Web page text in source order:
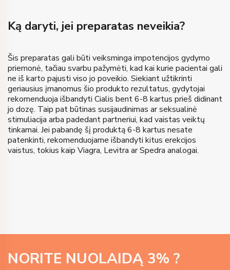
Ką daryti, jei preparatas neveikia?
Šis preparatas gali būti veiksminga impotencijos gydymo
priemonė, tačiau svarbu pažymėti, kad kai kurie pacientai gali
ne iš karto pajusti viso jo poveikio. Siekiant užtikrinti
geriausius įmanomus šio produkto rezultatus, gydytojai
rekomenduoja išbandyti Cialis bent 6-8 kartus prieš didinant
jo dozę. Taip pat būtinas susijaudinimas ar seksualinė
stimuliacija arba padedant partneriui, kad vaistas veiktų
tinkamai. Jei pabandę šį produktą 6-8 kartus nesate
patenkinti, rekomenduojame išbandyti kitus erekcijos
vaistus, tokius kaip Viagra, Levitra ar Spedra analogai.
NORITE NUOLAIDĄ 3% ?